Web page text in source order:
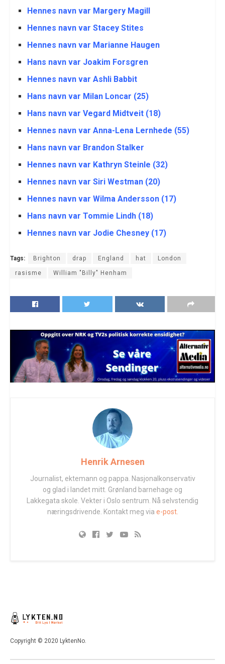
Hennes navn var Margery Magill
Hennes navn var Stacey Stites
Hennes navn var Marianne Haugen
Hans navn var Joakim Forsgren
Hennes navn var Ashli Babbit
Hans navn var Milan Loncar (25)
Hans navn var Vegard Midtveit (18)
Hennes navn var Anna-Lena Lernhede (55)
Hans navn var Brandon Stalker
Hennes navn var Kathryn Steinle (32)
Hennes navn var Siri Westman (20)
Hennes navn var Wilma Andersson (17)
Hans navn var Tommie Lindh (18)
Hennes navn var Jodie Chesney (17)
Tags: Brighton drap England hat London
rasisme William "Billy" Henham
Henrik Arnesen
Journalist, ektemann og pappa. Nasjonalkonservativ
og glad i landet mitt. Grønland barnehage og
Lakkegata skole. Vekter i Oslo sentrum. Nå selvstendig
næringsdrivende. Kontakt meg via e-post.
Copyright © 2020 LyktenNo.